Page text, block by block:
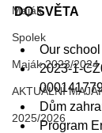
Maják
Spolek
Maják 2023/2024
AKTUÁLNÍ
2025/2026
DO SVĚTA
Our
2023-1-
Dům
Program